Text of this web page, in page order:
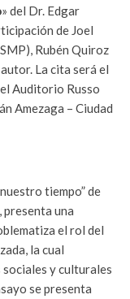
» del Dr. Edgar
de Joel
Rubén Quiroz
La cita será el
Auditorio Russo
Amezaga – Ciudad
tiempo” de
una
el rol del
la cual
sociales y culturales
se presenta